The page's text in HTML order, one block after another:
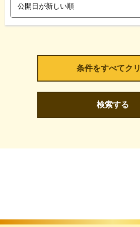
検索する